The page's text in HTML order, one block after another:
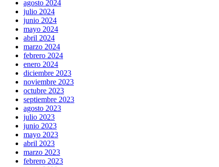
agosto 2024
julio 2024
junio 2024
mayo 2024
abril 2024
marzo 2024
febrero 2024
enero 2024
diciembre 2023
noviembre 2023
octubre 2023
septiembre 2023
agosto 2023
julio 2023
junio 2023
mayo 2023
abril 2023
marzo 2023
febrero 2023